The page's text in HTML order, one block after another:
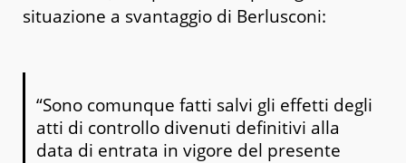
situazione a svantaggio di Berlusconi:
“Sono comunque fatti salvi gli effetti degli
atti di controllo divenuti definitivi alla
data di entrata in vigore del presente